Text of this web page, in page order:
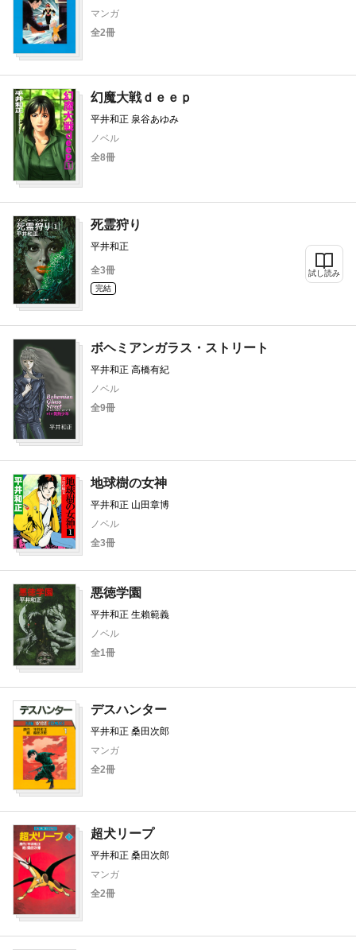
マンガ
全2冊
幻魔大戦ｄｅｅｐ
平井和正 泉谷あゆみ
ノベル
全8冊
死霊狩り
平井和正
全3冊
完結
試し読み
ボヘミアンガラス・ストリート
平井和正 高橋有紀
ノベル
全9冊
地球樹の女神
平井和正 山田章博
ノベル
全3冊
悪徳学園
平井和正 生賴範義
ノベル
全1冊
デスハンター
平井和正 桑田次郎
マンガ
全2冊
超犬リープ
平井和正 桑田次郎
マンガ
全2冊